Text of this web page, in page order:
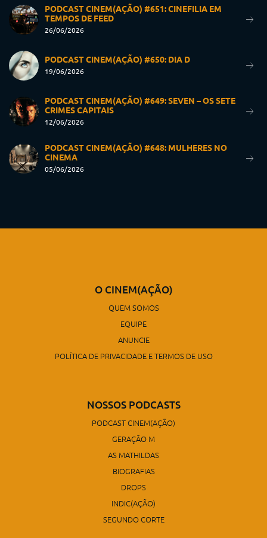
PODCAST CINEM(AÇÃO) #651: CINEFILIA EM
TEMPOS DE FEED
26/06/2026
PODCAST CINEM(AÇÃO) #650: DIA D
19/06/2026
PODCAST CINEM(AÇÃO) #649: SEVEN – OS SETE
CRIMES CAPITAIS
12/06/2026
PODCAST CINEM(AÇÃO) #648: MULHERES NO
CINEMA
05/06/2026
O CINEM(AÇÃO)
QUEM SOMOS
EQUIPE
ANUNCIE
POLÍTICA DE PRIVACIDADE E TERMOS DE USO
NOSSOS PODCASTS
PODCAST CINEM(AÇÃO)
GERAÇÃO M
AS MATHILDAS
BIOGRAFIAS
DROPS
INDIC(AÇÃO)
SEGUNDO CORTE